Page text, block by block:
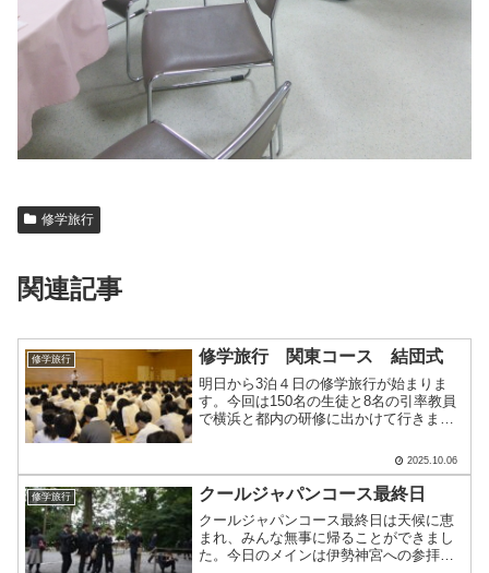
修学旅行
関連記事
修学旅行 修学旅行 関東コース 結団式
明日から3泊４日の修学旅行が始まりま
す。今回は150名の生徒と8名の引率教員
で横浜と都内の研修に出かけて行きま
て結団式を行いました。修学旅行の目的
は何であるかを再確認し、集団行動の訓
練も行いました。今回の.....
2025.10.06
修学旅行 クールジャパンコース最終日
クールジャパンコース最終日は天候に恵
まれ、みんな無事に帰ることができまし
た。今日のメインは伊勢神宮への参拝で